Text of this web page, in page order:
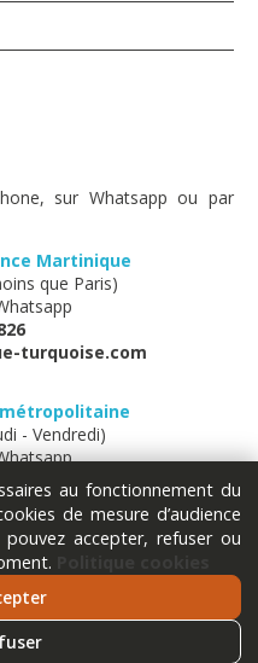
sur Whatsapp ou par
Martinique
que Paris)
turquoise.com
- Vendredi)
vue-turquoise.com
au fonctionnement du
de mesure d’audience
accepter, refuser ou